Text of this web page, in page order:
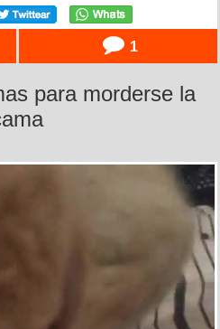
1
para morderse la